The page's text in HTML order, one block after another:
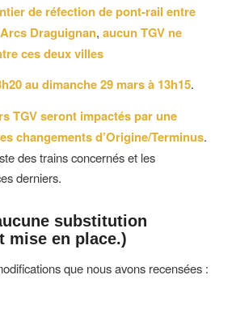
de réfectionde pont-rail entre
Draguignan, aucun TGV ne
ces deux villes
au dimanche 29 mars à 13h15.
TGV seront impactés par une
changements d’Origine/Terminus.
des trains concernés et les
derniers.
substitution
mise en place.)
que nous avons recensées :